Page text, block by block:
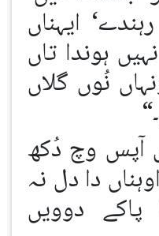
ایہناں
ہوندا تاں
نُوں گلاں
آپس وچ دُکھ
دا دل نہ
پاکے دوویں